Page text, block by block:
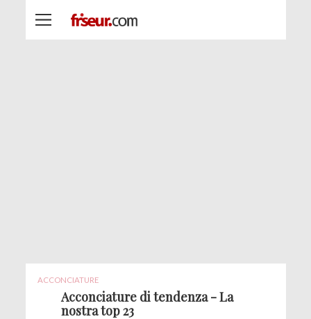
ACCONCIATURE
Acconciature di tendenza - La
nostra top 23